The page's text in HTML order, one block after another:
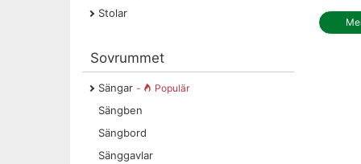
Stolar
Sovrummet
Sängar - Populär
Sängben
Sängbord
Sänggavlar